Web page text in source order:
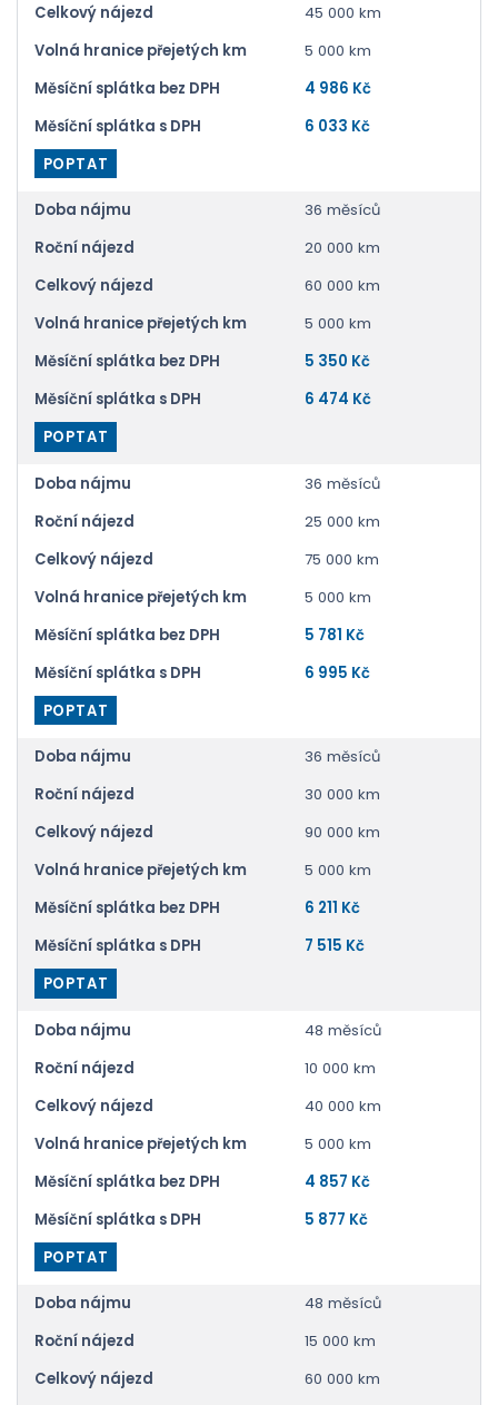
Celkový nájezd
45 000 km
Volná hranice přejetých km
5 000 km
Měsíční splátka bez DPH
4 986 Kč
Měsíční splátka s DPH
6 033 Kč
POPTAT
Doba nájmu
36 měsíců
Roční nájezd
20 000 km
Celkový nájezd
60 000 km
Volná hranice přejetých km
5 000 km
Měsíční splátka bez DPH
5 350 Kč
Měsíční splátka s DPH
6 474 Kč
POPTAT
Doba nájmu
36 měsíců
Roční nájezd
25 000 km
Celkový nájezd
75 000 km
Volná hranice přejetých km
5 000 km
Měsíční splátka bez DPH
5 781 Kč
Měsíční splátka s DPH
6 995 Kč
POPTAT
Doba nájmu
36 měsíců
Roční nájezd
30 000 km
Celkový nájezd
90 000 km
Volná hranice přejetých km
5 000 km
Měsíční splátka bez DPH
6 211 Kč
Měsíční splátka s DPH
7 515 Kč
POPTAT
Doba nájmu
48 měsíců
Roční nájezd
10 000 km
Celkový nájezd
40 000 km
Volná hranice přejetých km
5 000 km
Měsíční splátka bez DPH
4 857 Kč
Měsíční splátka s DPH
5 877 Kč
POPTAT
Doba nájmu
48 měsíců
Roční nájezd
15 000 km
Celkový nájezd
60 000 km